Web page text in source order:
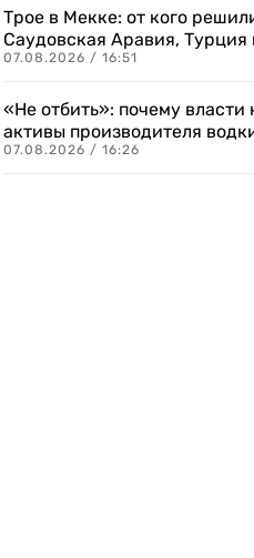
Трое в Мекке: от кого
Саудовская Аравия, Турция
07.08.2026 / 16:51
«Не отбить»: почему власти
активы производителя
07.08.2026 / 16:26